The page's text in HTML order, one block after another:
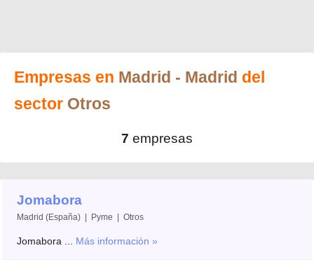
Empresas en Madrid - Madrid del
sector Otros
7 empresas
Jomabora
Madrid (España) | Pyme | Otros
Jomabora ... Más información »